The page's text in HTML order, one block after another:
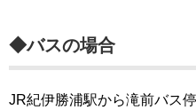
◆バスの場合
JR紀伊勝浦駅から滝前バス停